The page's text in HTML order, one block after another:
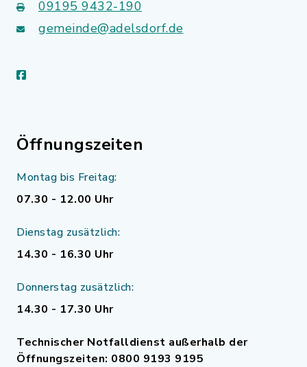
09195 9432-190
gemeinde@adelsdorf.de
facebook
Öffnungszeiten
Montag bis Freitag:
07.30 - 12.00 Uhr
Dienstag zusätzlich:
14.30 - 16.30 Uhr
Donnerstag zusätzlich:
14.30 - 17.30 Uhr
Technischer Notfalldienst außerhalb der
Öffnungszeiten: 0800 9193 9195